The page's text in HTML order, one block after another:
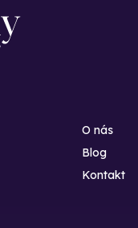
O nás
Blog
Kontakt